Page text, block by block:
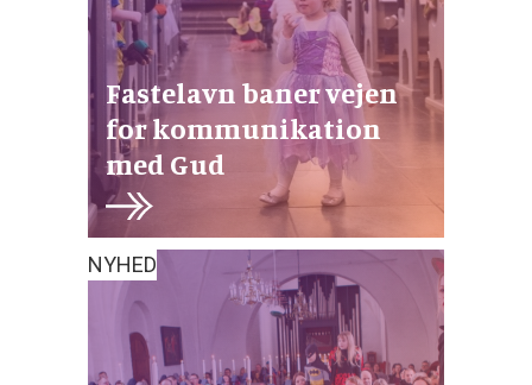
Fastelavn baner vejen
for kommunikation
med Gud
NYHED